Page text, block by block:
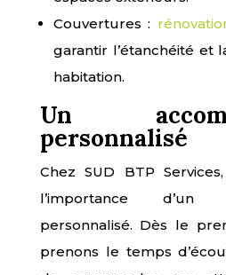
Couvertures :
garantir l’étanchéité et
habitation.
Un
personnalisé
Chez SUD BTP
l’importance d’un
personnalisé. Dès le
prenons le temps